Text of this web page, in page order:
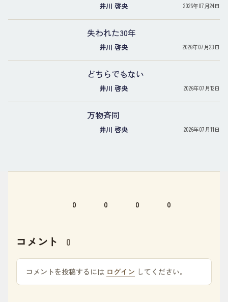
井川 啓央 2026年07月24日
失われた30年
井川 啓央 2026年07月23日
どちらでもない
井川 啓央 2026年07月12日
万物斉同
井川 啓央 2026年07月11日
0 0 0 0
コメント 0
コメントを投稿するには ログイン してください。